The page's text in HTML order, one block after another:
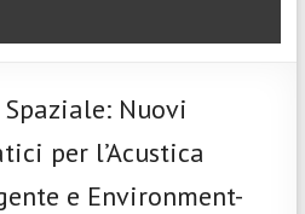
Spaziale: Nuovi
per l’Acustica
e Environment-